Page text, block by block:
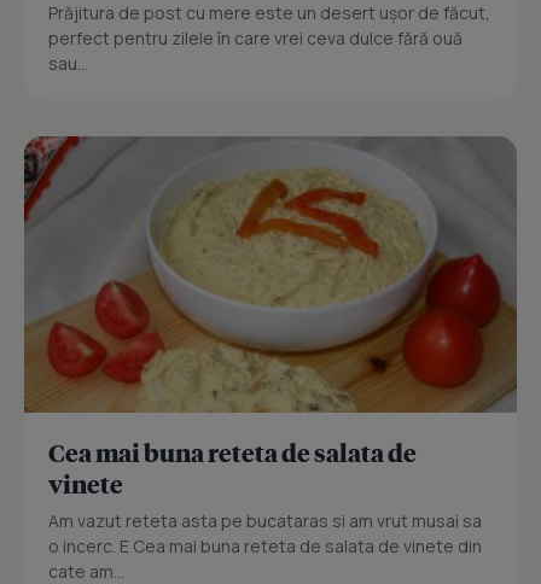
Prăjitura de post cu mere este un desert ușor de făcut,
perfect pentru zilele în care vrei ceva dulce fără ouă
sau...
Cea mai buna reteta de salata de
vinete
Am vazut reteta asta pe bucataras si am vrut musai sa
o incerc. E Cea mai buna reteta de salata de vinete din
cate am...